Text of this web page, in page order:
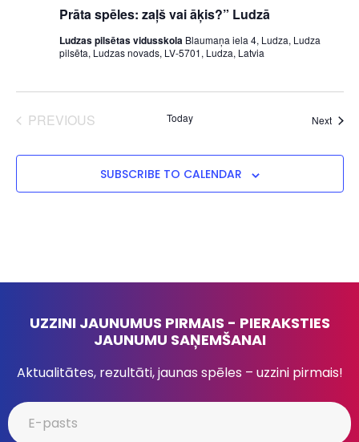
Prāta spēles: zaļš vai āķis?” Ludzā
Ludzas pilsētas vidusskola Blaumaņa iela 4, Ludza, Ludza
pilsēta, Ludzas novads, LV-5701, Ludza, Latvia
PREVIOUSEVENTS Today Next
SUBSCRIBE TO CALENDAR
UZZINI JAUNUMUS PIRMAIS - PIERAKSTIES
JAUNUMU SAŅEMŠANAI
Aktualitātes, rezultāti, jaunas spēles – uzzini pirmais!